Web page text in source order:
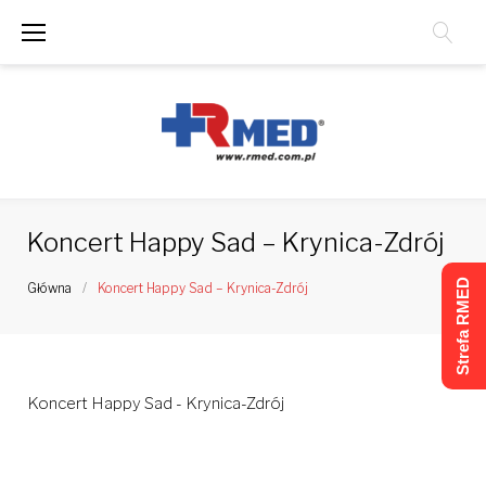
Koncert Happy Sad – Krynica-Zdrój
Główna / Koncert Happy Sad – Krynica-Zdrój
Koncert Happy Sad - Krynica-Zdrój
Strefa RMED